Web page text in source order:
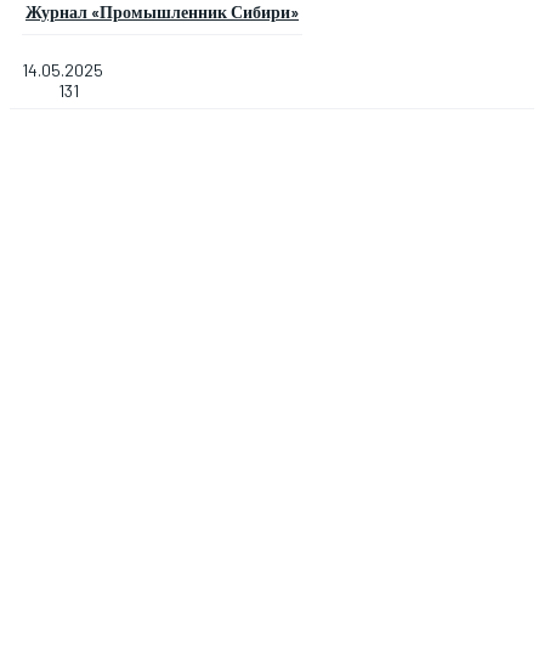
Журнал «Промышленник Сибири»
14.05.2025
131